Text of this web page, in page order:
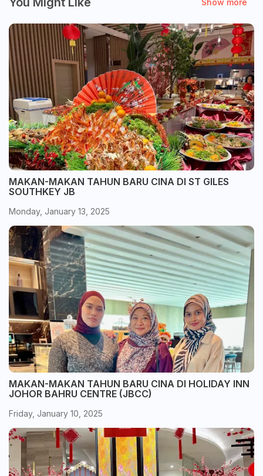
Show more
MAKAN-MAKAN TAHUN BARU CINA DI ST GILES
SOUTHKEY JB
Monday, January 13, 2025
MAKAN-MAKAN TAHUN BARU CINA DI HOLIDAY INN
JOHOR BAHRU CENTRE (JBCC)
Friday, January 10, 2025